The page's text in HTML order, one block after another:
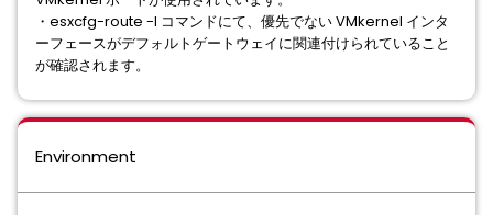
・esxcfg-route -l コマンドにて、優先でない VMkernel インタ
ーフェースがデフォルトゲートウェイに関連付けられていること
が確認されます。
Environment